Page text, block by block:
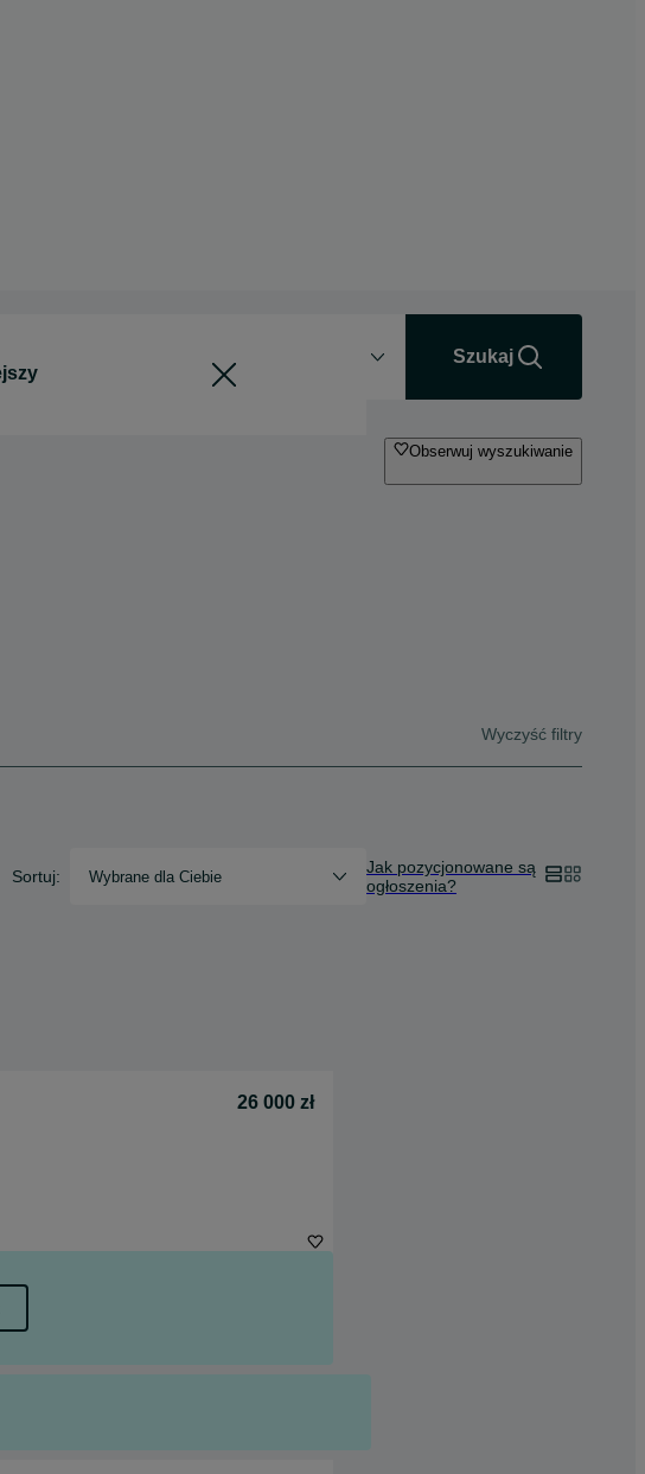
Szukaj
Obserwuj wyszukiwanie
Wyczyść filtry
Sortuj: Wybrane dla Ciebie
Jak pozycjonowane są
ogłoszenia?
26 000 zł